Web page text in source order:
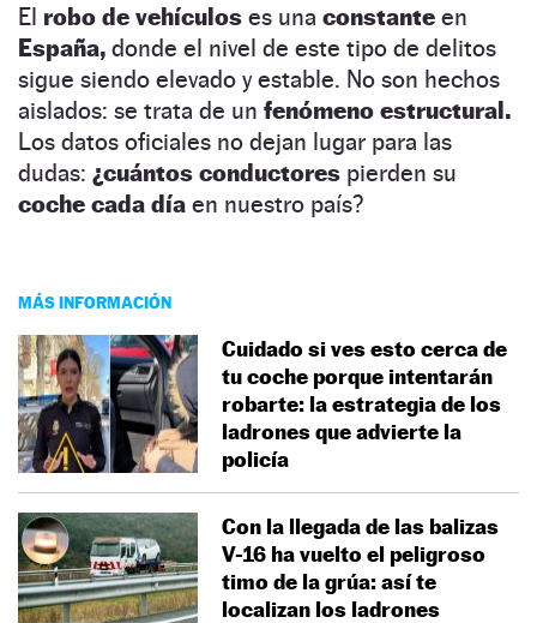
El robo de vehículos es una constante en
España, donde el nivel de este tipo de delitos
sigue siendo elevado y estable. No son hechos
aislados: se trata de un fenómeno estructural.
Los datos oficiales no dejan lugar para las
dudas: ¿cuántos conductores pierden su
coche cada día en nuestro país?
MÁS INFORMACIÓN
Cuidado si ves esto cerca de
tu coche porque intentarán
robarte: la estrategia de los
ladrones que advierte la
policía
Con la llegada de las balizas
V-16 ha vuelto el peligroso
timo de la grúa: así te
localizan los ladrones